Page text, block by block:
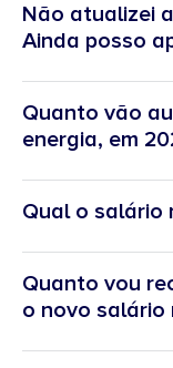
Não atualizei
Ainda posso
Quanto vão
energia, em
Qual o salário
Quanto vou
o novo salário